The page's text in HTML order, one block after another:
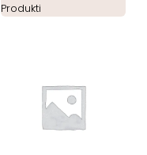
Produkti